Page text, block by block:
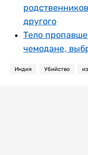
другого
Тело
чемодане,
Индия Убийство